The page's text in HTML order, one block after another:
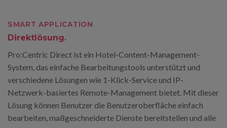
SMART APPLICATION
Direktlösung.
Pro:Centric Direct ist ein Hotel-Content-Management-
System, das einfache Bearbeitungstools unterstützt und
verschiedene Lösungen wie 1-Klick-Service und IP-
Netzwerk-basiertes Remote-Management bietet. Mit dieser
Lösung können Benutzer die Benutzeroberfläche einfach
bearbeiten, maßgeschneiderte Dienste bereitstellen und alle